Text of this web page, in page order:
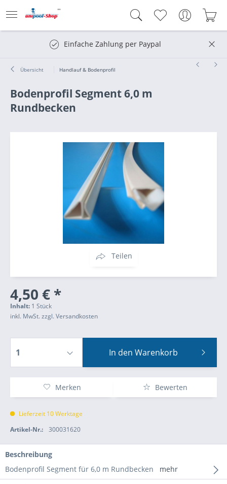
Einfache Zahlung per Paypal
Übersicht Handlauf & Bodenprofil
Bodenprofil Segment 6,0 m
Rundbecken
Teilen
4,50 € *
Inhalt: 1 Stück
inkl. MwSt.zzgl. Versandkosten
In den Warenkorb
Merken Bewerten
Lieferzeit 10 Werktage
Artikel-Nr.:
300031620
Beschreibung
Bodenprofil Segment für 6,0 m Rundbecken mehr